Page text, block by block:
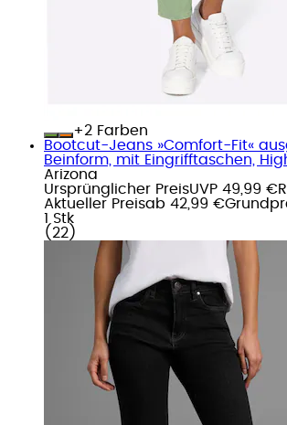
+
Farben
Bootcut-Jeans »Comfort-Fit«
Beinform, mit Eingrifftaschen,
Arizona
Ursprünglicher PreisUVP 49,99 €
Aktueller Preisab 42,99 €
1 Stk
( 22 )